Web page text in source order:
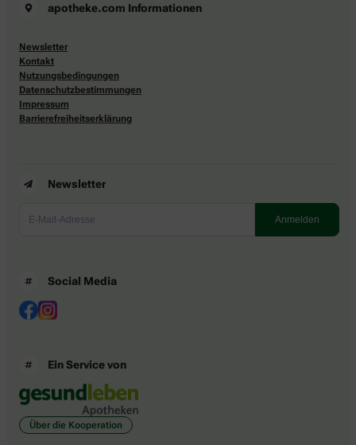
apotheke.com Informationen
Newsletter
Kontakt
Nutzungsbedingungen
Datenschutzbestimmungen
Impressum
Barrierefreiheitserklärung
Newsletter
Social Media
Ein Service von
Über die Kooperation